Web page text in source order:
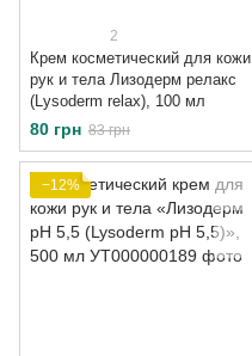
2
Крем косметический для кожи
рук и тела Лизодерм релакс
(Lysoderm relax), 100 мл
80 грн 83 грн
−12%